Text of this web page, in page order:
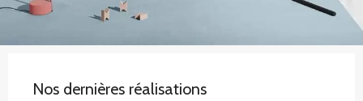
Nos dernières réalisations